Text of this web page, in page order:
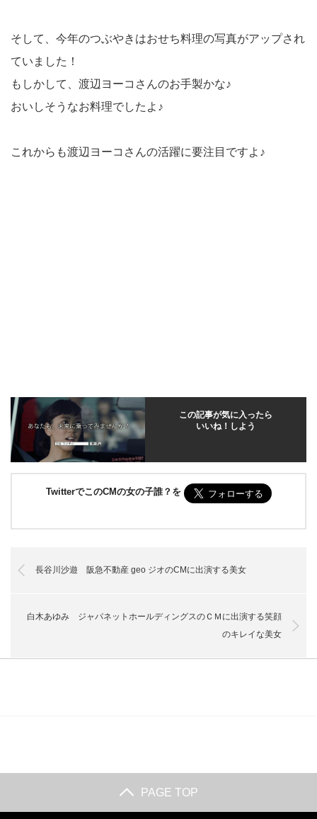
そして、今年のつぶやきはおせち料理の写真がアップされ
ていました！
もしかして、渡辺ヨーコさんのお手製かな♪
おいしそうなお料理でしたよ♪
これからも渡辺ヨーコさんの活躍に要注目ですよ♪
この記事が気に入ったら
いいね！しよう
TwitterでこのCMの女の子誰？を
長谷川沙遊 阪急不動産 geo ジオのCMに出演する美女
白木あゆみ ジャパネットホールディングスのＣＭに出演する笑顔
のキレイな美女
PAGE TOP